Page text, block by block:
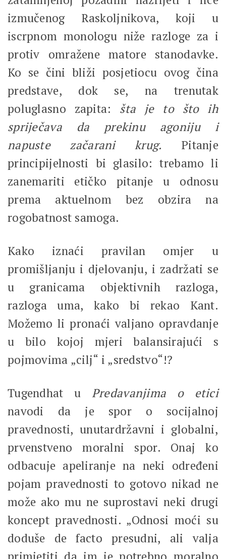
izmučenog Raskoljnikova, koji u
iscrpnom monologu niže razloge za i
protiv omražene matore stanodavke.
Ko se čini bliži posjetiocu ovog čina
predstave, dok se, na trenutak
poluglasno zapita: šta je to što ih
spriječava da prekinu agoniju i
napuste začarani krug. Pitanje
principijelnosti bi glasilo: trebamo li
zanemariti etičko pitanje u odnosu
prema aktuelnom bez obzira na
rogobatnost samoga.
Kako iznaći pravilan omjer u
promišljanju i djelovanju, i zadržati se
u granicama objektivnih razloga,
razloga uma, kako bi rekao Kant.
Možemo li pronaći valjano opravdanje
u bilo kojoj mjeri balansirajući s
pojmovima „cilj“ i „sredstvo“!?
Tugendhat u Predavanjima o etici
navodi da je spor o socijalnoj
pravednosti, unutardržavni i globalni,
prvenstveno moralni spor. Onaj ko
odbacuje apeliranje na neki određeni
pojam pravednosti to gotovo nikad ne
može ako mu ne suprostavi neki drugi
koncept pravednosti. „Odnosi moći su
doduše de facto presudni, ali valja